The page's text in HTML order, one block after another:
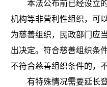
本法公布前已经设立
机构等非营利性组织，可
为慈善组织，民政部门应
出决定。符合慈善组织条
不符合慈善组织条件的，
有特殊情况需要延长